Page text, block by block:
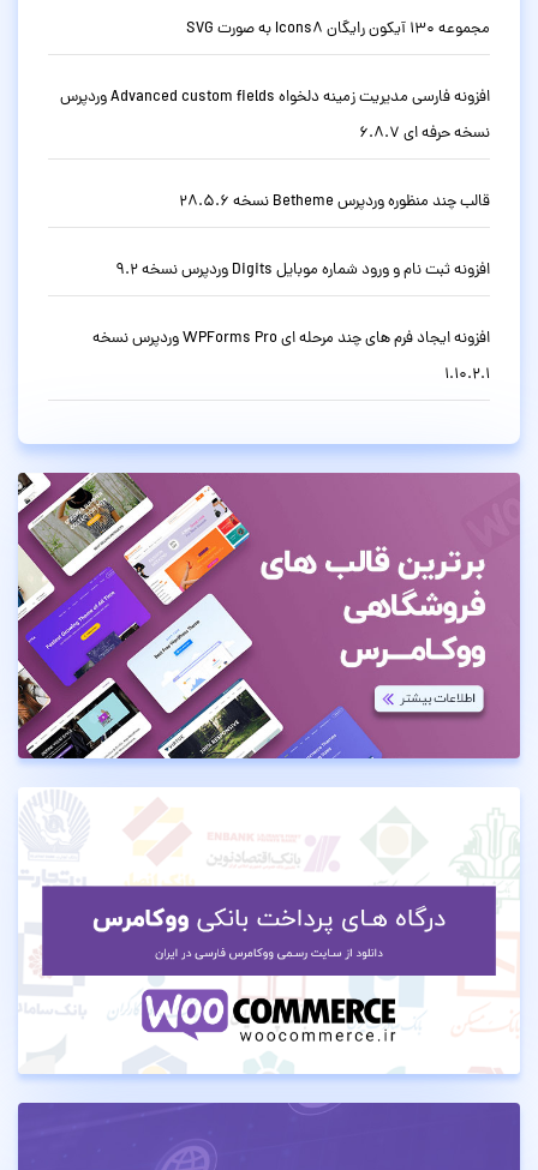
مجموعه 130 آیکون رایگان Icons8 به صورت SVG
افزونه فارسی مدیریت زمینه دلخواه Advanced custom fields وردپرس
نسخه حرفه ای 6.8.7
قالب چند منظوره وردپرس Betheme نسخه 28.5.6
افزونه ثبت نام و ورود شماره موبایل Digits وردپرس نسخه 9.2
افزونه ایجاد فرم های چند مرحله ای WPForms Pro وردپرس نسخه
1.10.2.1